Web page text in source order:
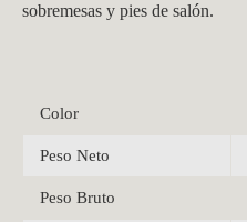
sobremesas y pies de salón.
Color
Peso Neto
Peso Bruto